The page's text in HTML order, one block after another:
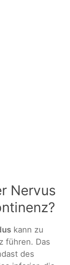
Nervus
kann zu
führen. Das
des